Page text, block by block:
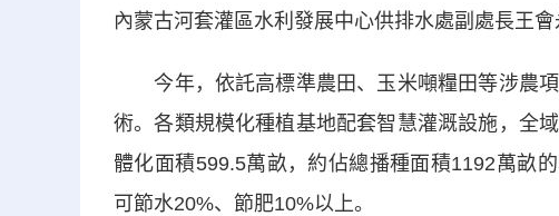
內蒙古河套灌區水利發展中心供排水處副處長王會
今年，依託高標準農田、玉米噸糧田等涉農項
術。各類規模化種植基地配套智慧灌溉設施，全
體化面積599.5萬畝，約佔總播種面積1192萬畝
可節水20%、節肥10%以上。